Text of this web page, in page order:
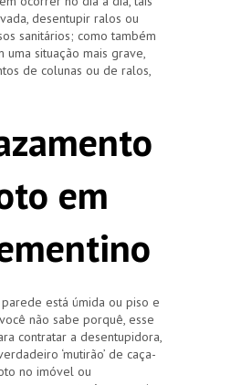
desentupir ralos ou
sanitários; como também
uma situação mais grave,
de colunas ou de ralos,
em
está úmida ou piso e
não sabe porquê, esse
contratar a desentupidora,
‘mutirão’ de caça-
no imóvel ou